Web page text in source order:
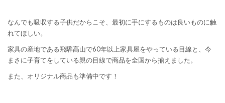
なんでも吸収する子供だからこそ、最初に手にするものは良いものに触
れてほしい。
家具の産地である飛騨高山で60年以上家具屋をやっている目線と、今
まさに子育てをしている親の目線で商品を全国から揃えました。
また、オリジナル商品も準備中です！